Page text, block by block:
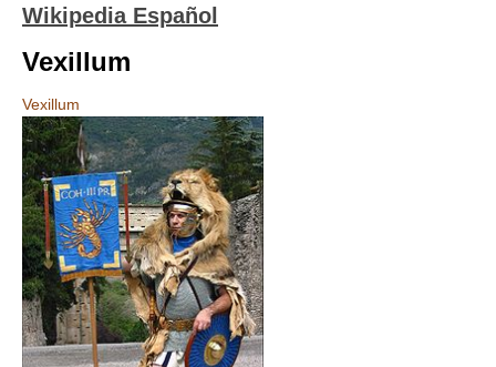
Wikipedia Español
Vexillum
Vexillum